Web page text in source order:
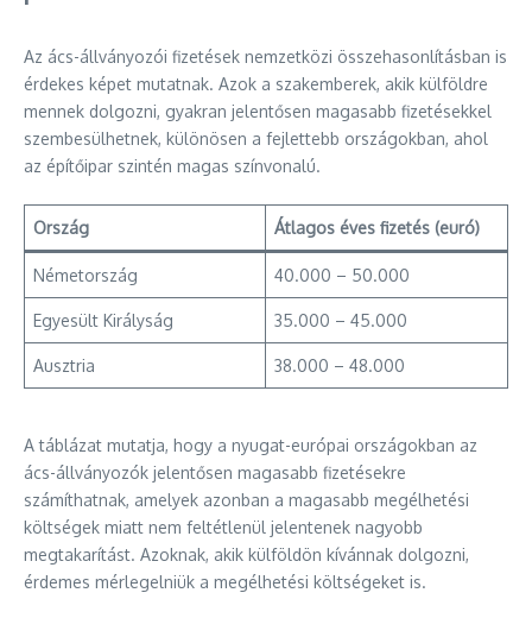
Az ács-állványozói fizetések nemzetközi összehasonlításban is
érdekes képet mutatnak. Azok a szakemberek, akik külföldre
mennek dolgozni, gyakran jelentősen magasabb fizetésekkel
szembesülhetnek, különösen a fejlettebb országokban, ahol
az építőipar szintén magas színvonalú.
Ország Átlagos éves fizetés (euró)
Németország 40.000 – 50.000
Egyesült Királyság 35.000 – 45.000
Ausztria 38.000 – 48.000
A táblázat mutatja, hogy a nyugat-európai országokban az
ács-állványozók jelentősen magasabb fizetésekre
számíthatnak, amelyek azonban a magasabb megélhetési
költségek miatt nem feltétlenül jelentenek nagyobb
megtakarítást. Azoknak, akik külföldön kívánnak dolgozni,
érdemes mérlegelniük a megélhetési költségeket is.